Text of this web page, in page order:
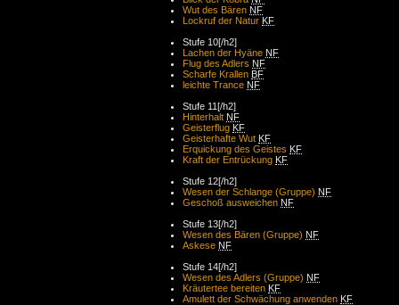
Wut des Bären NF
Lockruf der Natur KF
Stufe 10[/h2]
Lachen der Hyäne NF
Flug des Adlers NF
Scharfe Krallen BF
leichte Trance NF
Stufe 11[/h2]
Hinterhalt NF
Geisterflug KF
Geisterhafte Wut KF
Erquickung des Geistes KF
Kraft der Entrückung KF
Stufe 12[/h2]
Wesen der Schlange (Gruppe) NF
Geschoß ausweichen NF
Stufe 13[/h2]
Wesen des Bären (Gruppe) NF
Askese NF
Stufe 14[/h2]
Wesen des Adlers (Gruppe) NF
Kräutertee bereiten KF
Amulett der Schwächung anwenden KF